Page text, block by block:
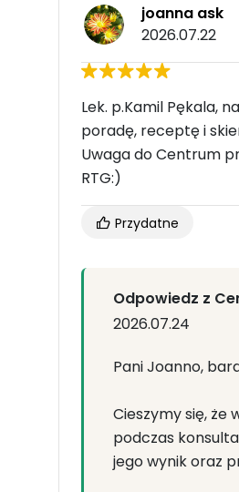
joanna ask
2026.07.22
Lek. p.Kamil Pękala,
poradę, receptę i
Uwaga do Centrum
RTG:)
Przydatne
Odpowiedz z
2026.07.24
Pani Joanno,
Cieszymy się, że
podczas
jego wynik oraz